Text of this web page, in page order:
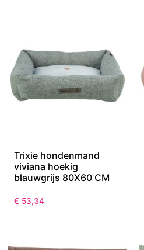
Trixie hondenmand
viviana hoekig
blauwgrijs 80X60 CM
€ 53,34